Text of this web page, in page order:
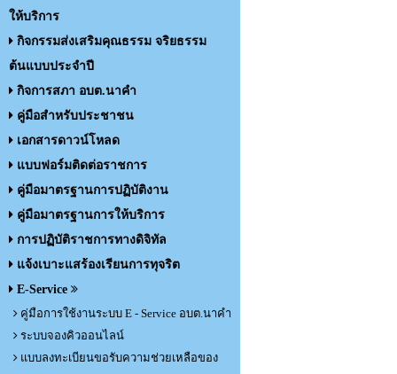
ให้บริการ
กิจกรรมส่งเสริมคุณธรรม จริยธรรม
ต้นแบบประจำปี
กิจการสภา อบต.นาคำ
คู่มือสำหรับประชาชน
เอกสารดาวน์โหลด
แบบฟอร์มติดต่อราชการ
คู่มือมาตรฐานการปฏิบัติงาน
คู่มือมาตรฐานการให้บริการ
การปฏิบัติราชการทางดิจิทัล
แจ้งเบาะแสร้องเรียนการทุจริต
E-Service
คู่มือการใช้งานระบบ E - Service อบต.นาคำ
ระบบจองคิวออนไลน์
แบบลงทะเบียนขอรับความช่วยเหลือของ